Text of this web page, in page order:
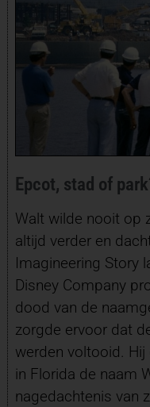
Epcot, stad of
Walt wilde nooit op
altijd verder en
Imagineering Story
Disney Company
dood van de
zorgde ervoor dat
werden voltooid.
in Florida de naam
nagedachtenis van